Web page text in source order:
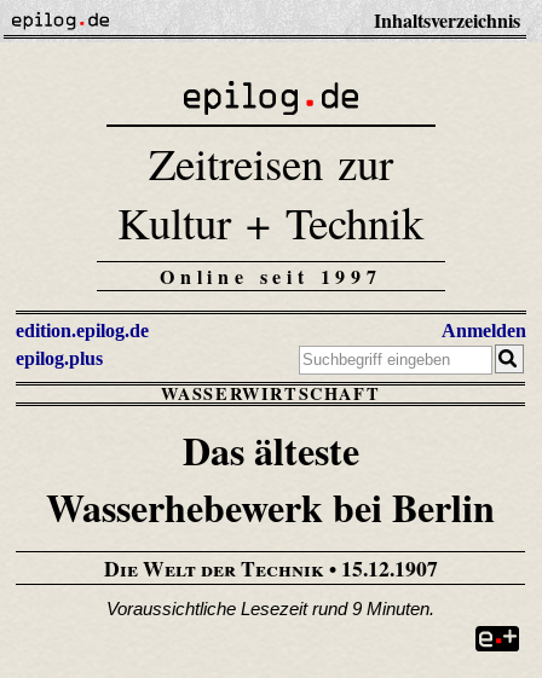
Inhaltsverzeichnis
Zeitreisen zur
Kultur + Technik
Online seit 1997
edition.epilog.de
epilog.plus
Anmelden
WASSERWIRTSCHAFT
Das älteste
Wasserhebewerk bei Berlin
Die Welt der Technik• 15.12.1907
Voraussichtliche Lesezeit rund 9 Minuten.